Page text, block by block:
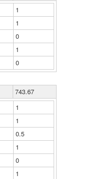
1
1
0
1
0
743.67
1
1
0.5
1
0
1